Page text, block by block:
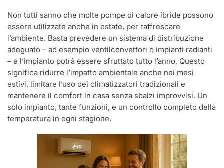
Non tutti sanno che molte pompe di calore ibride possono
essere utilizzate anche in estate, per raffrescare
l’ambiente. Basta prevedere un sistema di distribuzione
adeguato – ad esempio ventilconvettori o impianti radianti
– e l’impianto potrà essere sfruttato tutto l’anno. Questo
significa ridurre l’impatto ambientale anche nei mesi
estivi, limitare l’uso dei climatizzatori tradizionali e
mantenere il comfort in casa senza sbalzi improvvisi. Un
solo impianto, tante funzioni, e un controllo completo della
temperatura in ogni stagione.